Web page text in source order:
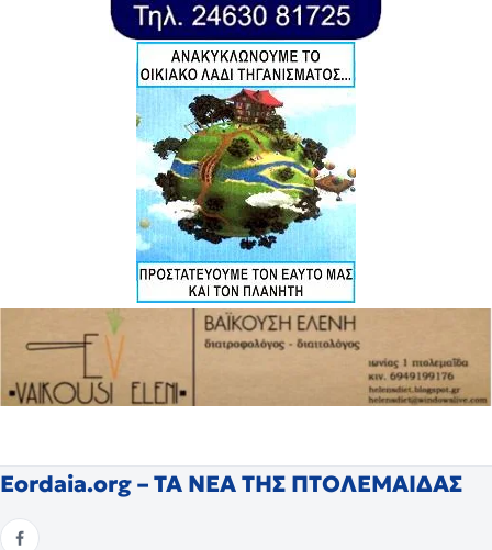
Eordaia.org – ΤΑ ΝΕΑ ΤΗΣ ΠΤΟΛΕΜΑΙΔΑΣ